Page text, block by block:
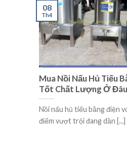
Mua Nồi Nấu Hủ Tiếu
Tốt Chất Lượng Ở
Nồi nấu hủ tiếu bằng điện
điểm vượt trội đang dần [...]
08
Th4